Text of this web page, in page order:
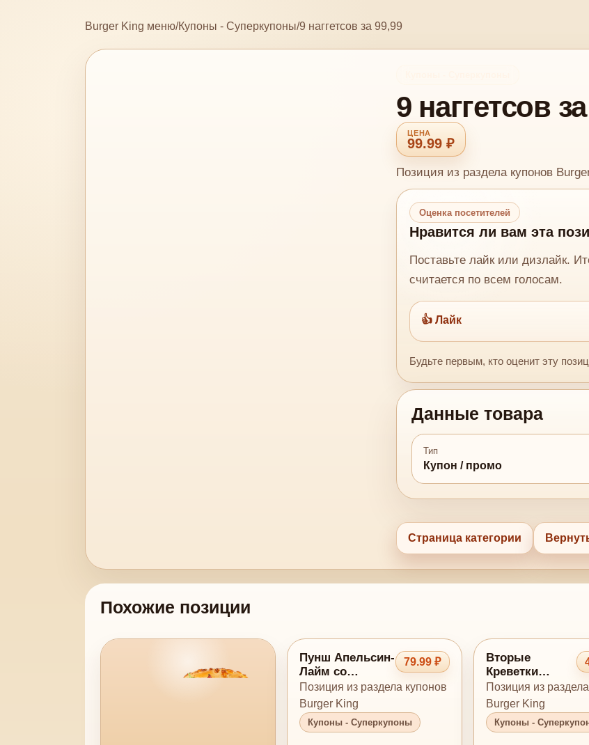
Burger King меню/Купоны - Суперкупоны/9 наггетсов за 99,99
9 наггетсов
99.99 ₽
Позиция из раздела купонов
Оценка посетителей
Нравится ли вам эта
Поставьте лайк или дизлайк.
считается по всем голосам.
👍 Лайк
Будьте первым, кто оценит эту
Данные товара
Тип
Купон / промо
Страница категории
Похожие позиции
Пунш Апельсин-
Лайм со
скидкой
79.99 ₽
Позиция из раздела купонов
Burger King
Купоны - Суперкупоны
Вторые
Креветки
Бесплатно
Позиция из
Burger King
Купоны -